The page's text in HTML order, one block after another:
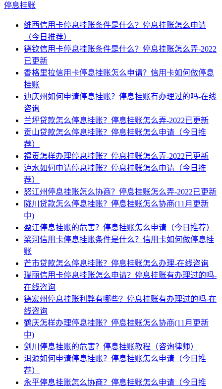
停息挂账
维西信用卡停息挂账条件是什么？停息挂账怎么申请
（今日推荐）
德钦信用卡停息挂账条件是什么？停息挂账怎么弄-2022
已更新
香格里拉信用卡停息挂账怎么申请？信用卡如何做停息
挂账
迪庆州如何申请停息挂账？停息挂账有办理过的吗-在线
咨询
兰坪贷款怎么停息挂账？停息挂账怎么弄-2022已更新
贡山贷款怎么停息挂账？停息挂账怎么申请（今日推
荐）
福贡怎样办理停息挂账？停息挂账怎么弄-2022已更新
泸水如何申请停息挂账？停息挂账怎么申请（今日推
荐）
怒江州停息挂账怎么协商？停息挂账怎么弄-2022已更新
陇川贷款怎么停息挂账？停息挂账怎么协商(11月更新
中)
盈江停息挂账的危害？停息挂账怎么申请（今日推荐）
梁河信用卡停息挂账条件是什么？信用卡如何做停息挂
账
芒市贷款怎么停息挂账？停息挂账怎么办理-在线咨询
瑞丽信用卡停息挂账怎么申请？停息挂账有办理过的吗-
在线咨询
德宏州停息挂账利弊有哪些？停息挂账有办理过的吗-在
线咨询
鹤庆怎样办理停息挂账？停息挂账怎么协商(11月更新
中)
剑川停息挂账的危害？停息挂账教程（咨询律师）
洱源如何申请停息挂账？停息挂账怎么申请（今日推
荐）
永平停息挂账怎么协商？停息挂账怎么申请（今日推